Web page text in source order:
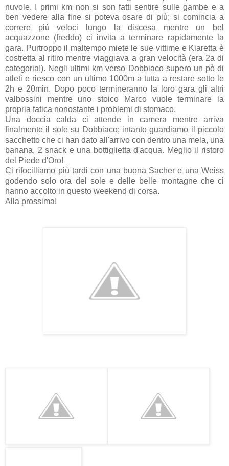
nuvole. I primi km non si son fatti sentire sulle gambe e a
ben vedere alla fine si poteva osare di più; si comincia a
correre più veloci lungo la discesa mentre un bel
acquazzone (freddo) ci invita a terminare rapidamente la
gara. Purtroppo il maltempo miete le sue vittime e Kiaretta è
costretta al ritiro mentre viaggiava a gran velocità (era 2a di
categoria!). Negli ultimi km verso Dobbiaco supero un pò di
atleti e riesco con un ultimo 1000m a tutta a restare sotto le
2h e 20min. Dopo poco termineranno la loro gara gli altri
valbossini mentre uno stoico Marco vuole terminare la
propria fatica nonostante i problemi di stomaco.
Una doccia calda ci attende in camera mentre arriva
finalmente il sole su Dobbiaco; intanto guardiamo il piccolo
sacchetto che ci han dato all'arrivo con dentro una mela, una
banana, 2 snack e una bottiglietta d'acqua. Meglio il ristoro
del Piede d'Oro!
Ci rifocilliamo più tardi con una buona Sacher e una Weiss
godendo solo ora del sole e delle belle montagne che ci
hanno accolto in questo weekend di corsa.
Alla prossima!